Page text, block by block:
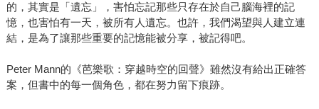
的，其實是「遺忘」，害怕忘記那些只存在於自己腦海裡的記
憶，也害怕有一天，被所有人遺忘。也許，我們渴望與人建立連
結，是為了讓那些重要的記憶能被分享，被記得吧。
Peter Mann的《芭樂歌：穿越時空的回聲》雖然沒有給出正確答
案，但書中的每一個角色，都在努力留下痕跡。